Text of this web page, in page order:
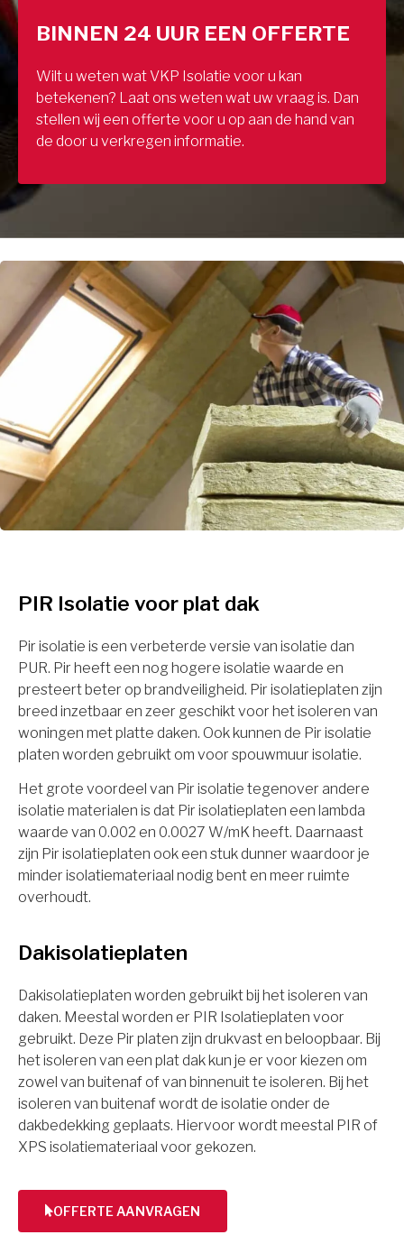
BINNEN 24 UUR EEN OFFERTE
Wilt u weten wat VKP Isolatie voor u kan
betekenen? Laat ons weten wat uw vraag is. Dan
stellen wij een offerte voor u op aan de hand van
de door u verkregen informatie.
PIR Isolatie voor plat dak
Pir isolatie is een verbeterde versie van isolatie dan
PUR. Pir heeft een nog hogere isolatie waarde en
presteert beter op brandveiligheid. Pir isolatieplaten zijn
breed inzetbaar en zeer geschikt voor het isoleren van
woningen met platte daken. Ook kunnen de Pir isolatie
platen worden gebruikt om voor spouwmuur isolatie.
Het grote voordeel van Pir isolatie tegenover andere
isolatie materialen is dat Pir isolatieplaten een lambda
waarde van 0.002 en 0.0027 W/mK heeft. Daarnaast
zijn Pir isolatieplaten ook een stuk dunner waardoor je
minder isolatiemateriaal nodig bent en meer ruimte
overhoudt.
Dakisolatieplaten
Dakisolatieplaten worden gebruikt bij het isoleren van
daken. Meestal worden er PIR Isolatieplaten voor
gebruikt. Deze Pir platen zijn drukvast en beloopbaar. Bij
het isoleren van een plat dak kun je er voor kiezen om
zowel van buitenaf of van binnenuit te isoleren. Bij het
isoleren van buitenaf wordt de isolatie onder de
dakbedekking geplaats. Hiervoor wordt meestal PIR of
XPS isolatiemateriaal voor gekozen.
OFFERTE AANVRAGEN